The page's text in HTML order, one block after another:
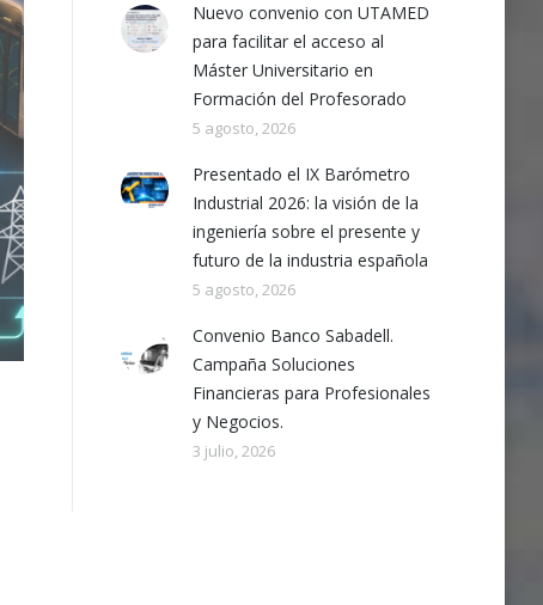
Nuevo convenio con UTAMED
para facilitar el acceso al
Máster Universitario en
Formación del Profesorado
5 agosto, 2026
Presentado el IX Barómetro
Industrial 2026: la visión de la
ingeniería sobre el presente y
futuro de la industria española
5 agosto, 2026
Convenio Banco Sabadell.
Campaña Soluciones
Financieras para Profesionales
y Negocios.
3 julio, 2026